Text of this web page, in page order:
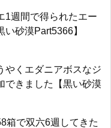
1週間で得られたエー
砂漠Part5366】
やくエダニアボスなジ
できました【黒い砂漠
箱で双六6週してきた